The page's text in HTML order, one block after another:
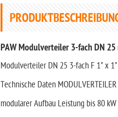
PAW Modulverteiler 3-fach DN
Modulverteiler DN 25 3-fach F 1" x 1"
Technische Daten
modularer Aufbau Leistung bis 80 kW